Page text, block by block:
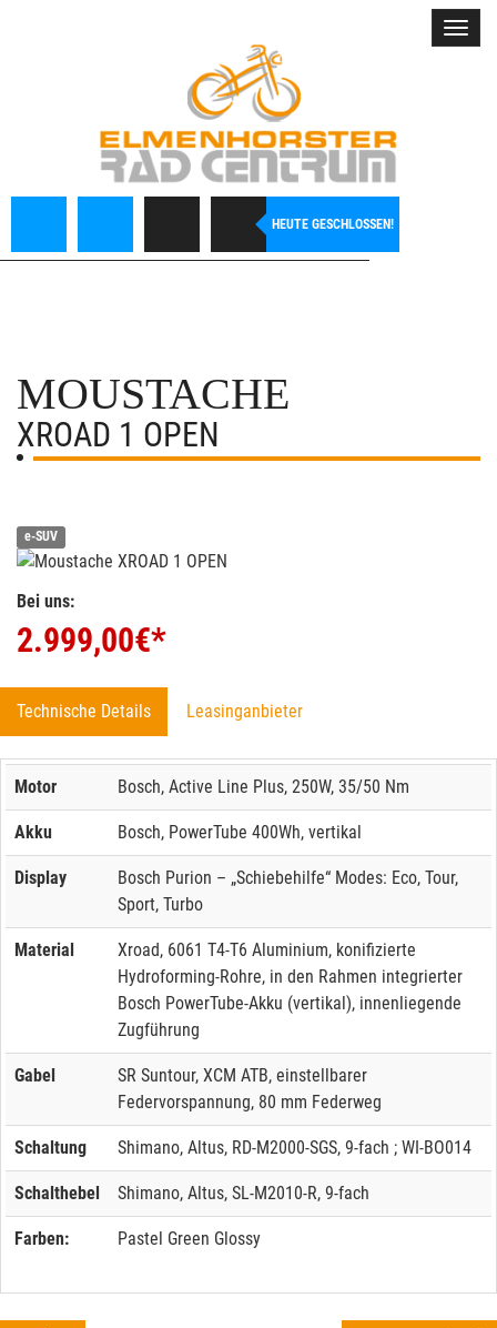
HEUTE GESCHLOSSEN!
MOUSTACHE
XROAD 1 OPEN
e-SUV
Bei uns:
2.999,00€*
Technische Details Leasinganbieter
Motor Bosch, Active Line Plus, 250W, 35/50 Nm
Akku Bosch, PowerTube 400Wh, vertikal
Display
Bosch Purion – „Schiebehilfe“ Modes: Eco, Tour,
Sport, Turbo
Material
Xroad, 6061 T4-T6 Aluminium, konifizierte
Hydroforming-Rohre, in den Rahmen integrierter
Bosch PowerTube-Akku (vertikal), innenliegende
Zugführung
Gabel
SR Suntour, XCM ATB, einstellbarer
Federvorspannung, 80 mm Federweg
Schaltung Shimano, Altus, RD-M2000-SGS, 9-fach ; WI-BO014
Schalthebel Shimano, Altus, SL-M2010-R, 9-fach
Farben: Pastel Green Glossy